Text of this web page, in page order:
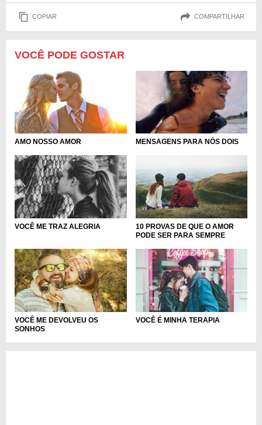
COPIAR COMPARTILHAR
VOCÊ PODE GOSTAR
AMO NOSSO AMOR MENSAGENS PARA NÓS DOIS
VOCÊ ME TRAZ ALEGRIA
10 PROVAS DE QUE O AMOR
PODE SER PARA SEMPRE
VOCÊ ME DEVOLVEU OS
SONHOS
VOCÊ É MINHA TERAPIA